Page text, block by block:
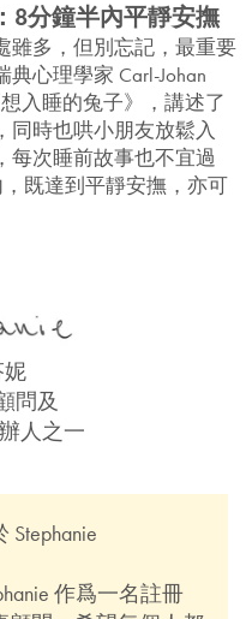
8分鐘半內平靜安撫
雖多，但別忘記，最重要
心理學家 Carl-Johan
想入睡的兔子》，講述了
同時也哄小朋友放鬆入
每次睡前故事也不宜過
既達到平靜安撫，亦可
問及
人之一
Stephanie
作爲一名註冊